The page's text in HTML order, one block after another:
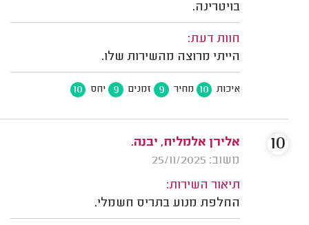
בויטרינה.
חוות דעת:
הייתי מרוצה מהשירות שלו.
איכות 10 מחיר 9 זמנים 9 יחס 10
אלירן אלמליח, יבנה.
משוב: 25/11/2025
תיאור השירות:
החלפת מנוע בתריס חשמלי.
10